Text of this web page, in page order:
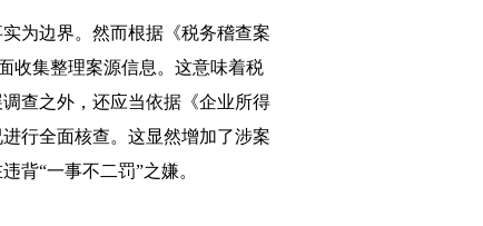
为边界。然而根据 《税务稽查案
收集整理案源信息。这意味着税
查之外，还应当依据《企业所得
行全面核查。这显然增加了涉案
背“一事不二罚”之嫌。